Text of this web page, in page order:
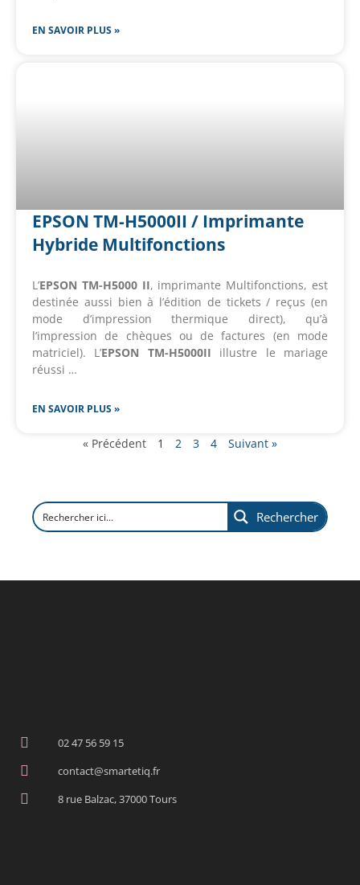
EN SAVOIR PLUS »
EPSON TM-H5000II / Imprimante
Hybride Multifonctions
L’EPSON TM-H5000 II, imprimante Multifonctions, est
destinée aussi bien à l’édition de tickets / reçus (en
mode d’impression thermique direct), qu’à
l’impression de chèques ou de factures (en mode
matriciel). L’EPSON TM-H5000II illustre le mariage
réussi …
EN SAVOIR PLUS »
« Précédent 1 2 3 4 Suivant »
Rechercher
02 47 56 59 15
contact@smartetiq.fr
8 rue Balzac, 37000 Tours